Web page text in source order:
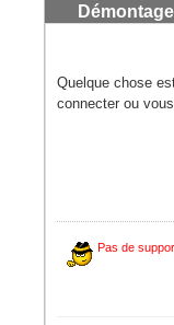
Quelque chose
connecter ou
Pas de